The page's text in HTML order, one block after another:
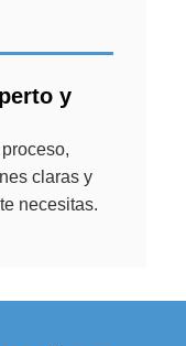
y
claras y
necesitas.